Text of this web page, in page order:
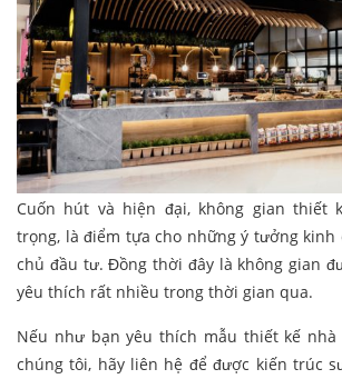
Cuốn hút và hiện đại, không gian thiết
trọng, là điểm tựa cho những ý tưởng kinh
chủ đầu tư. Đồng thời đây là không gian
yêu thích rất nhiều trong thời gian qua.
Nếu như bạn yêu thích mẫu thiết kế nhà
chúng tôi, hãy liên hệ để được kiến trúc